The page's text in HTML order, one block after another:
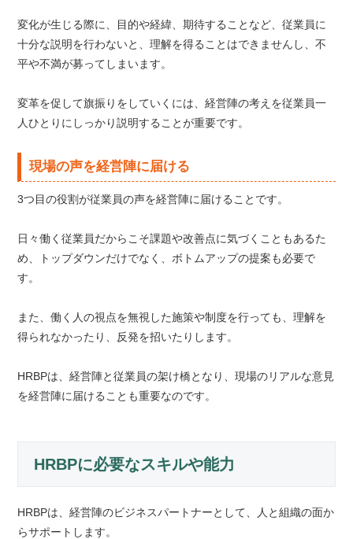
変化が生じる際に、目的や経緯、期待することなど、従業員に
十分な説明を行わないと、理解を得ることはできませんし、不
平や不満が募ってしまいます。
変革を促して旗振りをしていくには、経営陣の考えを従業員一
人ひとりにしっかり説明することが重要です。
現場の声を経営陣に届ける
3つ目の役割が従業員の声を経営陣に届けることです。
日々働く従業員だからこそ課題や改善点に気づくこともあるた
め、トップダウンだけでなく、ボトムアップの提案も必要で
す。
また、働く人の視点を無視した施策や制度を行っても、理解を
得られなかったり、反発を招いたりします。
HRBPは、経営陣と従業員の架け橋となり、現場のリアルな意見
を経営陣に届けることも重要なのです。
HRBPに必要なスキルや能力
HRBPは、経営陣のビジネスパートナーとして、人と組織の面か
らサポートします。